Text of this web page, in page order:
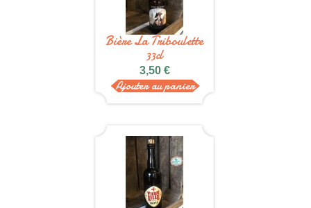
Bière La Triboulette
33cl
3,50 €
Ajouter au panier